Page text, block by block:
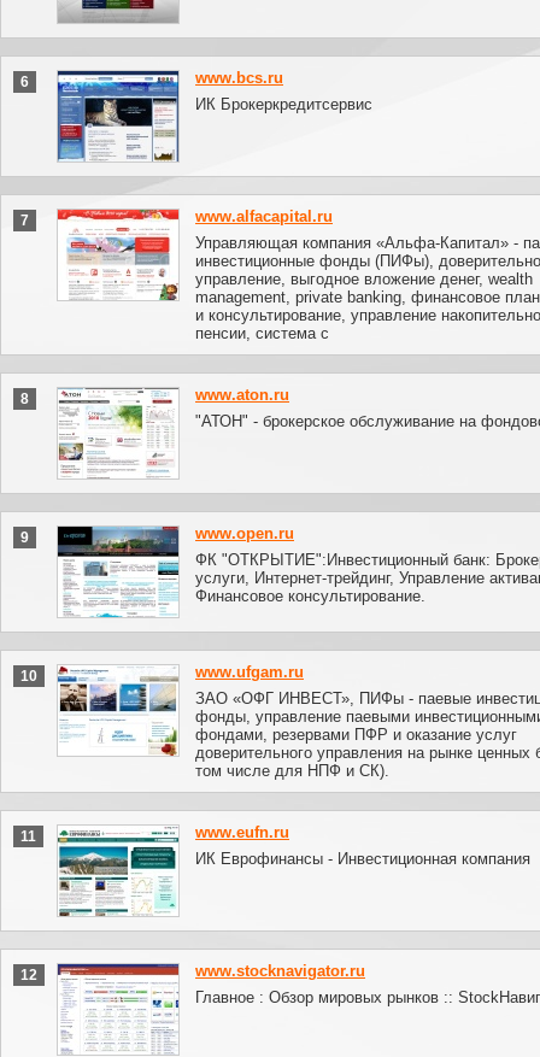
6
www.bcs.ru
ИК Брокеркредитсервис
7
www.alfacapital.ru
Управляющая компания «Альфа-Капитал» -
инвестиционные фонды (ПИФы),
управление, выгодное вложение денег, wealth
management, private banking, финансовое
и консультирование, управление
пенсии, система с
8
www.aton.ru
"АТОН" - брокерское обслуживание на
9
www.open.ru
ФК "ОТКРЫТИЕ":Инвестиционный банк:
услуги, Интернет-трейдинг, Управление
Финансовое консультирование.
10
www.ufgam.ru
ЗАО «ОФГ ИНВЕСТ», ПИФы - паевые
фонды, управление паевыми
фондами, резервами ПФР и оказание услуг
доверительного управления на рынке ценных
том числе для НПФ и СК).
11
www.eufn.ru
ИК Еврофинансы - Инвестиционная компания
12
www.stocknavigator.ru
Главное : Обзор мировых рынков ::